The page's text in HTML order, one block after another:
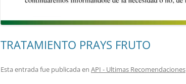
TRATAMIENTO PRAYS FRUTO
Esta entrada fue publicada en API - Ultimas Recomendaciones